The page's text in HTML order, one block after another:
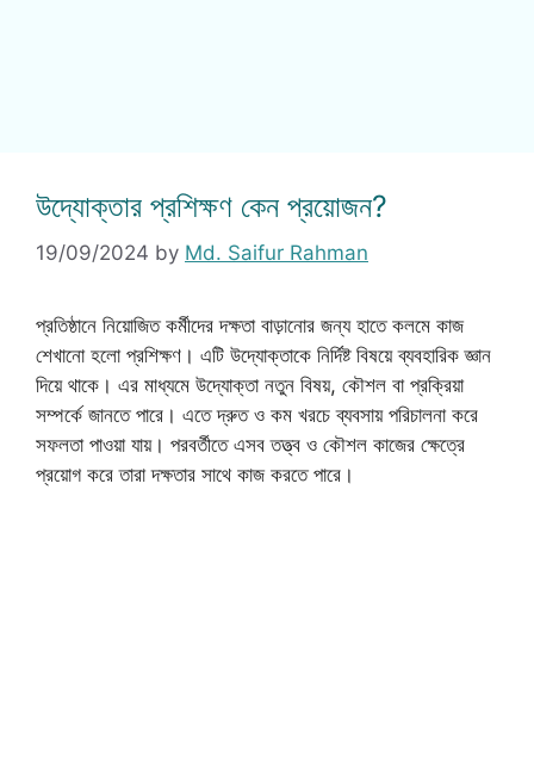
উদ্যোক্তার প্রশিক্ষণ কেন প্রয়োজন?
19/09/2024 by Md. Saifur Rahman
প্রতিষ্ঠানে নিয়োজিত কর্মীদের দক্ষতা বাড়ানোর জন্য হাতে কলমে কাজ
শেখানো হলো প্রশিক্ষণ। এটি উদ্যোক্তাকে নির্দিষ্ট বিষয়ে ব্যবহারিক জ্ঞান
দিয়ে থাকে। এর মাধ্যমে উদ্যোক্তা নতুন বিষয়, কৌশল বা প্রক্রিয়া
সম্পর্কে জানতে পারে। এতে দ্রুত ও কম খরচে ব্যবসায় পরিচালনা করে
সফলতা পাওয়া যায়। পরবর্তীতে এসব তত্ত্ব ও কৌশল কাজের ক্ষেত্রে
প্রয়োগ করে তারা দক্ষতার সাথে কাজ করতে পারে।